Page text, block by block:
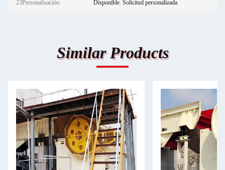
23Personalización: Disponible. Solicitud personalizada
Similar Products